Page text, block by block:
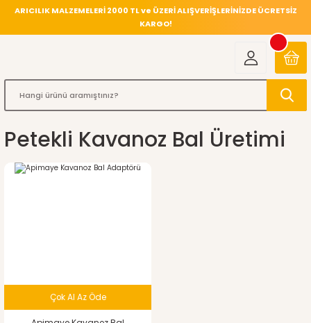
ARICILIK MALZEMELERİ 2000 TL ve ÜZERİ ALIŞVERİŞLERİNİZDE ÜCRETSİZ
KARGO!
Petekli Kavanoz Bal Üretimi
Çok Al Az Öde